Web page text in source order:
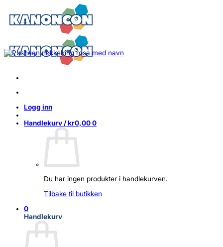
content
Logg inn
Handlekurv /kr0,000
Du har ingen produkter i handlekurven.
Tilbake til butikken
0
Handlekurv